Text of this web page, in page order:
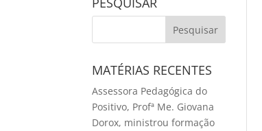
MATÉRIAS RECENTES
Assessora Pedagógica do
Positivo, Profª Me. Giovana
Dorox, ministrou formação